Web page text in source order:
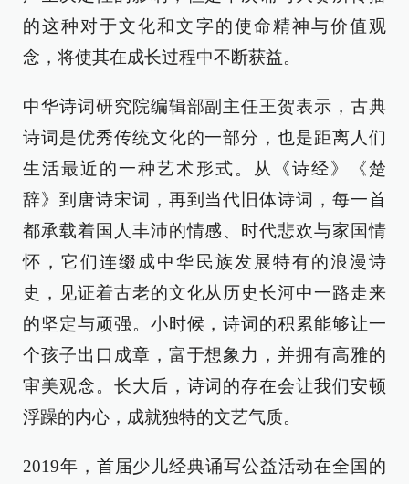
的这种对于文化和文字的使命精神与价值观
念，将使其在成长过程中不断获益。
中华诗词研究院编辑部副主任王贺表示，古典
诗词是优秀传统文化的一部分，也是距离人们
生活最近的一种艺术形式。从《诗经》《楚
辞》到唐诗宋词，再到当代旧体诗词，每一首
都承载着国人丰沛的情感、时代悲欢与家国情
怀，它们连缀成中华民族发展特有的浪漫诗
史，见证着古老的文化从历史长河中一路走来
的坚定与顽强。小时候，诗词的积累能够让一
个孩子出口成章，富于想象力，并拥有高雅的
审美观念。长大后，诗词的存在会让我们安顿
浮躁的内心，成就独特的文艺气质。
2019年，首届少儿经典诵写公益活动在全国的